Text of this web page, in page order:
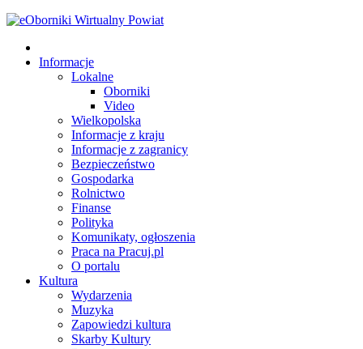
Informacje
Lokalne
Oborniki
Video
Wielkopolska
Informacje z kraju
Informacje z zagranicy
Bezpieczeństwo
Gospodarka
Rolnictwo
Finanse
Polityka
Komunikaty, ogłoszenia
Praca na Pracuj.pl
O portalu
Kultura
Wydarzenia
Muzyka
Zapowiedzi kultura
Skarby Kultury